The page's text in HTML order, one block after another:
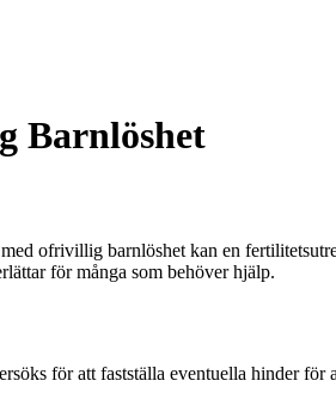
Barnlöshet
ofrivillig barnlöshet kan en
för många som behöver hjälp.
för att fastställa eventuella hinder